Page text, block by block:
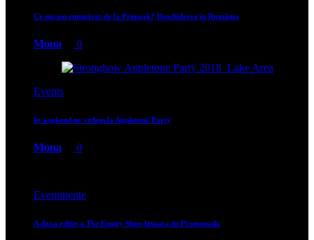
Ce mi-am cumpărat de la Primark? Deschiderea în România
Mona 0
Events
In weekend ne vedem la Appletone Party
Mona 0
Evenimente
A doua editie a The Empty Shop lansata de Promenada